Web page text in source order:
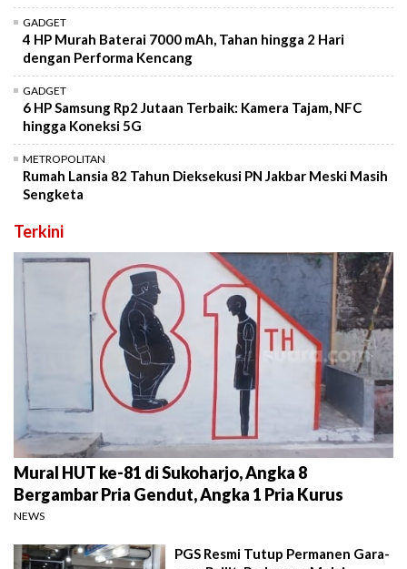
GADGET
4 HP Murah Baterai 7000 mAh, Tahan hingga 2 Hari
dengan Performa Kencang
GADGET
6 HP Samsung Rp2 Jutaan Terbaik: Kamera Tajam, NFC
hingga Koneksi 5G
METROPOLITAN
Rumah Lansia 82 Tahun Dieksekusi PN Jakbar Meski Masih
Sengketa
Terkini
Mural HUT ke-81 di Sukoharjo, Angka 8
Bergambar Pria Gendut, Angka 1 Pria Kurus
NEWS
PGS Resmi Tutup Permanen Gara-